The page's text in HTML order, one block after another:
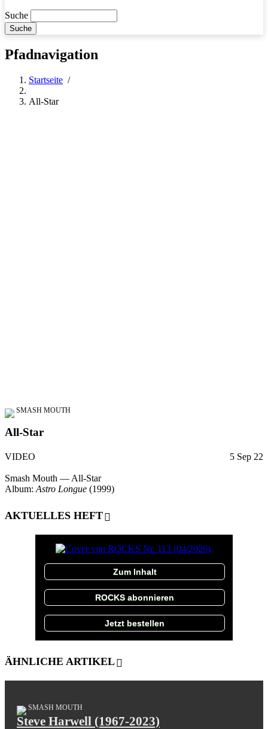
Suche
Pfadnavigation
Startseite /
All-Star
SMASH MOUTH
All-Star
VIDEO 5 Sep 22
Smash Mouth — All-Star
Album: Astro Longue (1999)
AKTUELLES HEFT
Zum Inhalt
ROCKS abonnieren
Jetzt bestellen
ÄHNLICHE ARTIKEL
SMASH MOUTH
Steve Harwell (1967-2023)